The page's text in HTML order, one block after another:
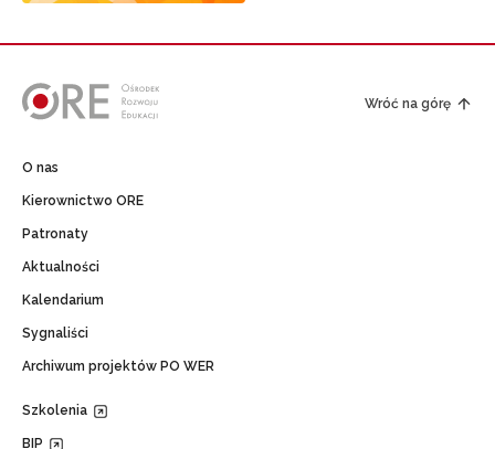
Wróć na górę
O nas
Kierownictwo ORE
Patronaty
Aktualności
Kalendarium
Sygnaliści
Archiwum projektów PO WER
Szkolenia
BIP